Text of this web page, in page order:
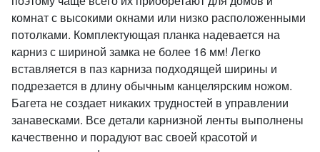
комнат с высокими окнами или низко расположенными
потолками. Комплектующая планка надевается на
карниз с шириной замка не более 16 мм! Легко
вставляется в паз карниза подходящей ширины и
подрезается в длину обычным канцелярским ножом.
Багета не создает никаких трудностей в управлении
занавесками. Все детали карнизной ленты выполнены
качественно и порадуют вас своей красотой и